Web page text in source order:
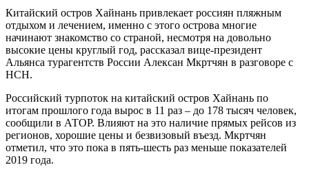
Китайский остров Хайнань привлекает россиян пляжным
отдыхом и лечением, именно с этого острова многие
начинают знакомство со страной, несмотря на довольно
высокие цены круглый год, рассказал вице-президент
Альянса турагентств России Алексан Мкртчян в разговоре с
НСН.
Российский турпоток на китайский остров Хайнань по
итогам прошлого года вырос в 11 раз – до 178 тысяч человек,
сообщили в АТОР. Влияют на это наличие прямых рейсов из
регионов, хорошие цены и безвизовый въезд. Мкртчян
отметил, что это пока в пять-шесть раз меньше показателей
2019 года.